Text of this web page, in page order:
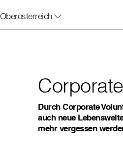
Oberösterreich
Durch Corporate
auch neue
mehr vergessen